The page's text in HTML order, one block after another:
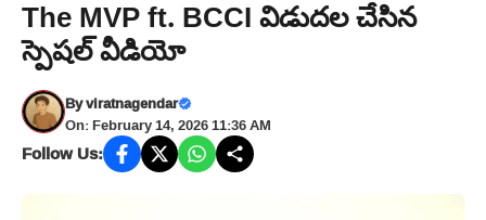
The MVP ft. BCCI విడుదల చేసిన
స్పెషల్ వీడియో
Byviratnagendar
On: February 14, 2026 11:36 AM
Follow Us: